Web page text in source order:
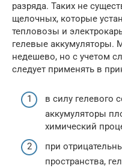
разряда. Таких не
щелочных, которые
тепловозы и
гелевые аккумуляторы.
недешево, но с учетом
следует применять в
в силу гелевого
аккумуляторы
химический
при
пространства,